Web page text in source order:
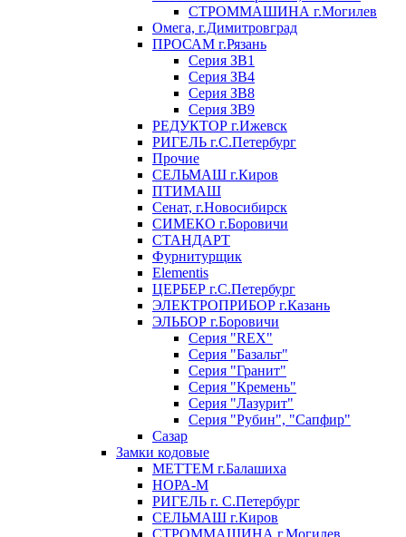
СТРОММАШИНА г.Могилев
Омега, г.Димитровград
ПРОСАМ г.Рязань
Серия ЗВ1
Серия ЗВ4
Серия ЗВ8
Серия ЗВ9
РЕДУКТОР г.Ижевск
РИГЕЛЬ г.С.Петербург
Прочие
СЕЛЬМАШ г.Киров
ПТИМАШ
Сенат, г.Новосибирск
СИМЕКО г.Боровичи
СТАНДАРТ
Фурнитурщик
Elementis
ЦЕРБЕР г.С.Петербург
ЭЛЕКТРОПРИБОР г.Казань
ЭЛЬБОР г.Боровичи
Серия "REX"
Серия "Базальт"
Серия "Гранит"
Серия "Кремень"
Серия "Лазурит"
Серия "Рубин", "Сапфир"
Сазар
Замки кодовые
МЕТТЕМ г.Балашиха
НОРА-М
РИГЕЛЬ г. С.Петербург
СЕЛЬМАШ г.Киров
СТРОММАШИНА г.Могилев